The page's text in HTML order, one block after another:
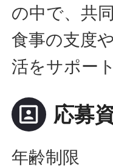
の中で、共
食事の支度
活をサポー
portrait 応募
年齢制限